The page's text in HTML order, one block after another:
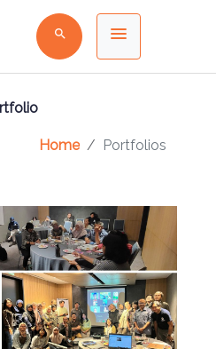
search menu
Home Portfolios